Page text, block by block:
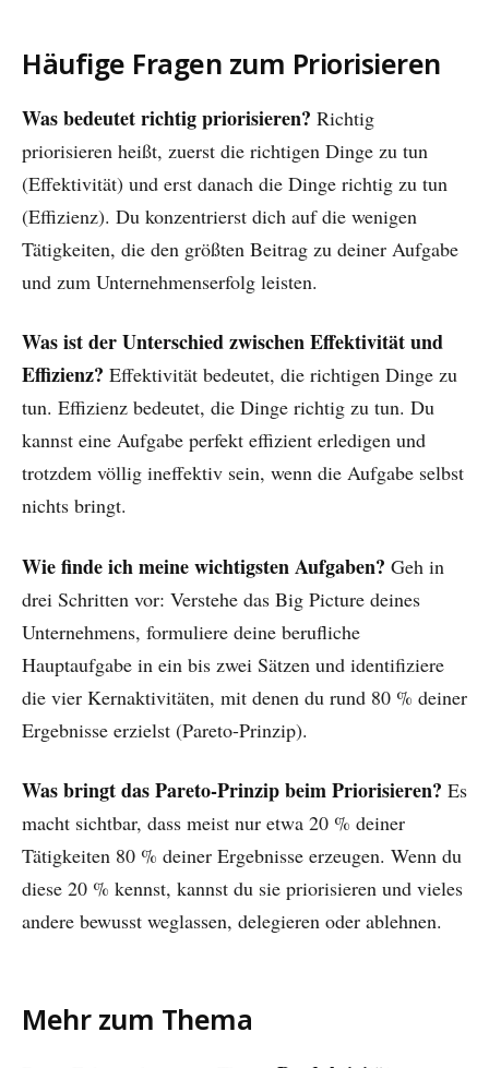
Häufige Fragen zum Priorisieren
Was bedeutet richtig priorisieren? Richtig
priorisieren heißt, zuerst die richtigen Dinge zu tun
(Effektivität) und erst danach die Dinge richtig zu tun
(Effizienz). Du konzentrierst dich auf die wenigen
Tätigkeiten, die den größten Beitrag zu deiner Aufgabe
und zum Unternehmenserfolg leisten.
Was ist der Unterschied zwischen Effektivität und
Effizienz? Effektivität bedeutet, die richtigen Dinge zu
tun. Effizienz bedeutet, die Dinge richtig zu tun. Du
kannst eine Aufgabe perfekt effizient erledigen und
trotzdem völlig ineffektiv sein, wenn die Aufgabe selbst
nichts bringt.
Wie finde ich meine wichtigsten Aufgaben? Geh in
drei Schritten vor: Verstehe das Big Picture deines
Unternehmens, formuliere deine berufliche
Hauptaufgabe in ein bis zwei Sätzen und identifiziere
die vier Kernaktivitäten, mit denen du rund 80 % deiner
Ergebnisse erzielst (Pareto-Prinzip).
Was bringt das Pareto-Prinzip beim Priorisieren? Es
macht sichtbar, dass meist nur etwa 20 % deiner
Tätigkeiten 80 % deiner Ergebnisse erzeugen. Wenn du
diese 20 % kennst, kannst du sie priorisieren und vieles
andere bewusst weglassen, delegieren oder ablehnen.
Mehr zum Thema